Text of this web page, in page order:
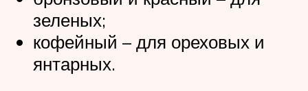
зеленых;
кофейный – для ореховых и
янтарных.